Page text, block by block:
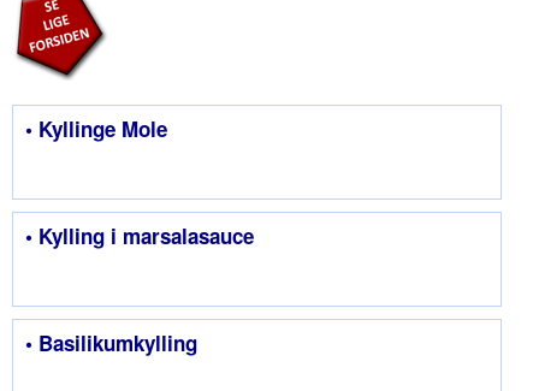
• Kyllinge Mole
• Kylling i marsalasauce
• Basilikumkylling